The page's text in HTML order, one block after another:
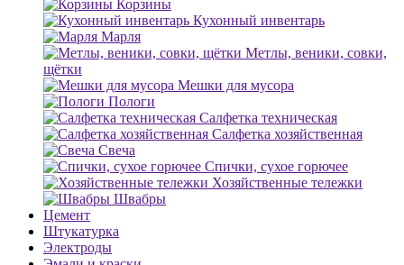
Корзины
Кухонный инвентарь
Марля
Метлы, веники, совки,
щётки
Мешки для мусора
Пологи
Салфетка техническая
Салфетка хозяйственная
Свеча
Спички, сухое горючее
Хозяйственные тележки
Швабры
Цемент
Штукатурка
Электроды